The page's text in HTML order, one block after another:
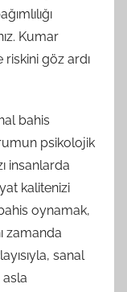
Kumar
göz ardı
bahis
psikolojik
insanlarda
kalitenizi
oynamak,
zamanda
sanal